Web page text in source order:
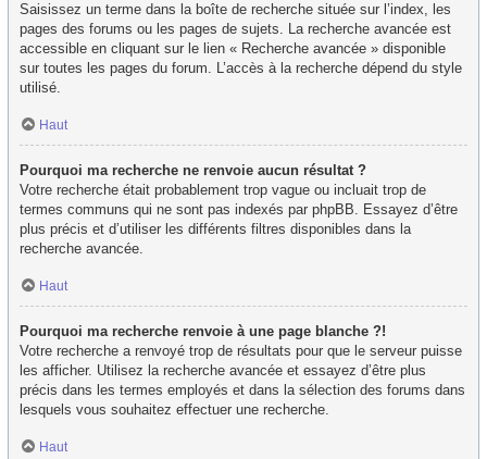
Saisissez un terme dans la boîte de recherche située sur l’index, les
pages des forums ou les pages de sujets. La recherche avancée est
accessible en cliquant sur le lien « Recherche avancée » disponible
sur toutes les pages du forum. L’accès à la recherche dépend du style
utilisé.
Haut
Pourquoi ma recherche ne renvoie aucun résultat ?
Votre recherche était probablement trop vague ou incluait trop de
termes communs qui ne sont pas indexés par phpBB. Essayez d’être
plus précis et d’utiliser les différents filtres disponibles dans la
recherche avancée.
Haut
Pourquoi ma recherche renvoie à une page blanche ?!
Votre recherche a renvoyé trop de résultats pour que le serveur puisse
les afficher. Utilisez la recherche avancée et essayez d’être plus
précis dans les termes employés et dans la sélection des forums dans
lesquels vous souhaitez effectuer une recherche.
Haut